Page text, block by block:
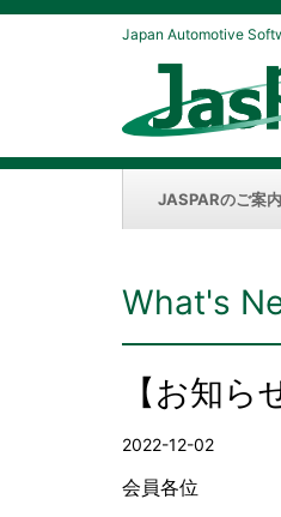
Japan Automotive
JASPARのご案内
What's
【お知
2022-12-02
会員各位